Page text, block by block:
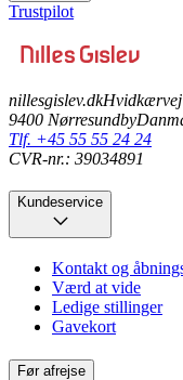
Trustpilot
nillesgislev.dkHvidkærvej
9400 Nørresundby
Tlf. +45 55 55 24 24
CVR-nr.: 39034891
Kundeservice
Kontakt og
Værd at vide
Ledige stillinger
Gavekort
Før afrejse